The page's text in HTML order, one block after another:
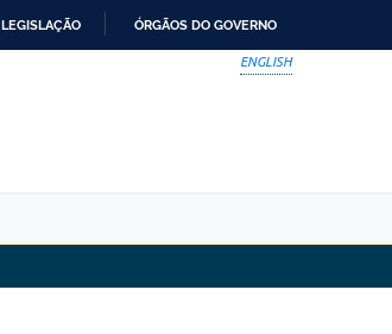
LEGISLAÇÃO ÓRGÃOS DO GOVERNO
ENGLISH